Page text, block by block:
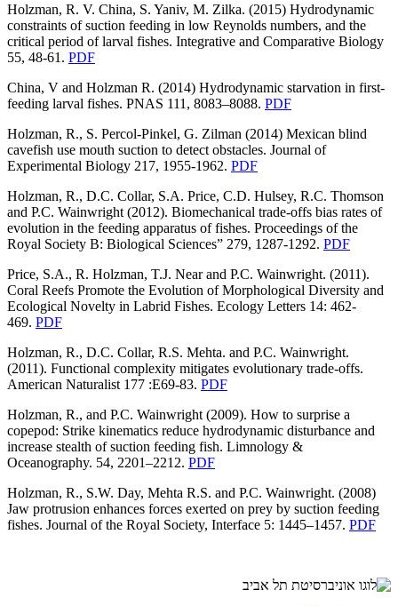
Holzman, R. V. China, S. Yaniv, M. Zilka. (2015) Hydrodynamic
constraints of suction feeding in low Reynolds numbers, and the
critical period of larval fishes. Integrative and Comparative Biology
55, 48-61. PDF
China, V and Holzman R. (2014) Hydrodynamic starvation in first-
feeding larval fishes. PNAS 111, 8083–8088. PDF
Holzman, R., S. Percol-Pinkel, G. Zilman (2014) Mexican blind
cavefish use mouth suction to detect obstacles. Journal of
Experimental Biology 217, 1955-1962. PDF
Holzman, R., D.C. Collar, S.A. Price, C.D. Hulsey, R.C. Thomson
and P.C. Wainwright (2012). Biomechanical trade-offs bias rates of
evolution in the feeding apparatus of fishes. Proceedings of the
Royal Society B: Biological Sciences” 279, 1287-1292. PDF
Price, S.A., R. Holzman, T.J. Near and P.C. Wainwright. (2011).
Coral Reefs Promote the Evolution of Morphological Diversity and
Ecological Novelty in Labrid Fishes. Ecology Letters 14: 462-
469. PDF
Holzman, R., D.C. Collar, R.S. Mehta. and P.C. Wainwright.
(2011). Functional complexity mitigates evolutionary trade-offs.
American Naturalist 177 :E69-83. PDF
Holzman, R., and P.C. Wainwright (2009). How to surprise a
copepod: Strike kinematics reduce hydrodynamic disturbance and
increase stealth of suction feeding fish. Limnology &
Oceanography. 54, 2201–2212. PDF
Holzman, R., S.W. Day, Mehta R.S. and P.C. Wainwright. (2008)
Jaw protrusion enhances forces exerted on prey by suction feeding
fishes. Journal of the Royal Society, Interface 5: 1445–1457. PDF